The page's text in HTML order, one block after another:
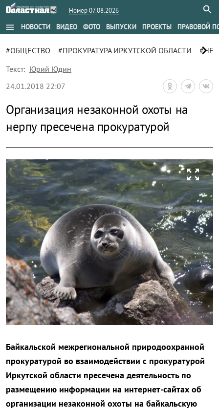
Номер 07.08.2026
menu НОВОСТИ ВИДЕО ФОТО ВЫПУСКИ ПРОЕКТЫ ПРАВОВОЙ
#ОБЩЕСТВО #ПРОКУРАТУРА ИРКУТСКОЙ ОБЛАСТИ chevron_right
Текст: Юрий Юдин
24.01.2018 22:07
Организация незаконной охоты на
нерпу пресечена прокуратурой
zoom_out_map
Байкальской межрегиональной природоохранной
прокуратурой во взаимодействии с прокуратурой
Иркутской области пресечена деятельность по
размещению информации на интернет-сайтах об
организации незаконной охоты на байкальскую